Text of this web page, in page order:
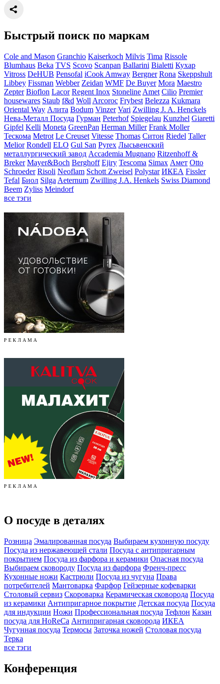
Быстрый поиск по маркам
Cole and Mason Granchio Kaiserkoch Milvis Tima Rissole
Blumhaus Beka TVS Scovo Scanpan Ballarini Bialetti Кухар
Vitross DeHUB Pensofal iCook Amway Bergner Rona Skeppshult
Libbey Fissman Webber Zeidan WMF De Buyer Mora Maestro
Zepter Bioflon Lacor Regent Inox Stoneline Amet Cilio Premier
housewares Staub f&d Woll Arcoroc Frybest Belezza Kukmara
Oriental Way Алита Bodum Vinzer Vari Zwilling J. A. Henckels
Нева-Металл Посуда Гурман Peterhof Spiegelau Kunzhel Giaretti
Gipfel Kelli Moneta GreenPan Herman Miller Frank Moller
Тескома Metrot Le Creuset Vitesse Thomas Ситон Riedel Taller
Melior Rondell ELO Gul San Pyrex Лысьвенский
металлургический завод Accademia Mugnano Ritzenhoff &
Breker Mayer&Boch Berghoff Ejiry Tescoma Simax Амет Otto
Schroeder Risoli Neoflam Schott Zweisel Polystar ИКЕА Fissler
Tefal Биол Silga Aeternum Zwilling J.A. Henkels Swiss Diamond
Beem Zyliss Meindorf
все тэги
Р Е К Л А М А
Р Е К Л А М А
О посуде в деталях
Розница Эмалированная посуда Выбираем кухонную посуду
Посуда из нержавеющей стали Посуда с антипригарным
покрытием Посуда из фарфора и керамики Опасная посуда
Выбираем сковороду Посуда из фарфора Френч-пресс
Кухонные ножи Кастрюли Посуда из чугуна Права
потребителей Мантоварка Фарфор Гейзерные кофеварки
Столовый сервиз Скороварка Керамическая сковорода Посуда
из керамики Антипригарное покрытие Детская посуда Посуда
для индукции Ножи Профессиональная посуда Тефлон Казан
посуда для HoReCa Антипригарная сковорода ИКЕА
Чугунная посуда Термосы Заточка ножей Столовая посуда
Терка
все тэги
Конференция